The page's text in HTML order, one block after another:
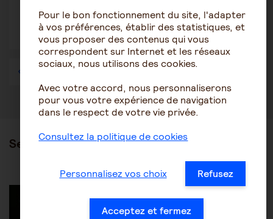
1330
Ses articles
Autres pathologies
Pour le bon fonctionnement du site, l'adapter
à vos préférences, établir des statistiques, et
vous proposer des contenus qui vous
correspondent sur Internet et les réseaux
sociaux, nous utilisons des cookies.
Avec votre accord, nous personnaliserons
pour vous votre expérience de navigation
dans le respect de votre vie privée.
Consultez la politique de cookies
Personnalisez vos choix Refusez
Acceptez et fermez